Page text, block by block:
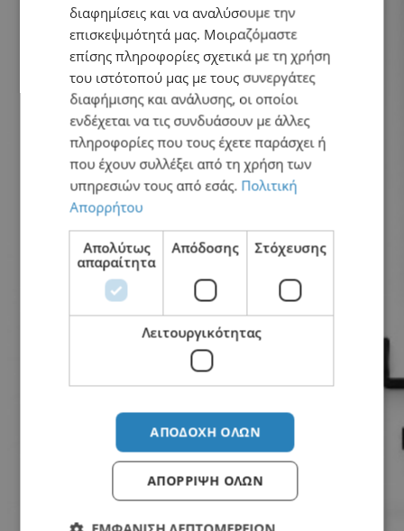
διαφημίσεις και να αναλύσουμε την
επισκεψιμότητά μας. Μοιραζόμαστε
επίσης πληροφορίες σχετικά με τη χρήση
του ιστότοπού μας με τους συνεργάτες
διαφήμισης και ανάλυσης, οι οποίοι
ενδέχεται να τις συνδυάσουν με άλλες
πληροφορίες που τους έχετε παράσχει ή
που έχουν συλλέξει από τη χρήση των
υπηρεσιών τους από εσάς. Πολιτική
Απορρήτου
Απολύτως
απαραίτητα
Απόδοσης Στόχευσης
Λειτουργικότητας
ΑΠΟΔΟΧΉ ΌΛΩΝ
ΑΠΌΡΡΙΨΗ ΌΛΩΝ